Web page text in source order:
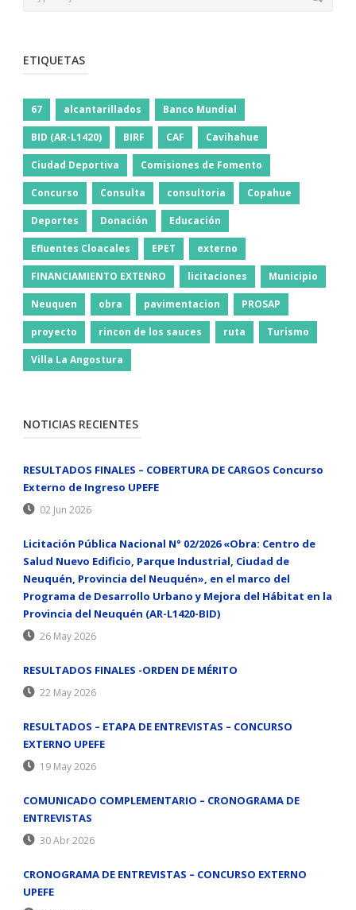
ETIQUETAS
67 alcantarillados Banco Mundial
BID (AR-L1420) BIRF CAF Cavihahue
Ciudad Deportiva Comisiones de Fomento
Concurso Consulta consultoria Copahue
Deportes Donación Educación
Efluentes Cloacales EPET externo
FINANCIAMIENTO EXTENRO licitaciones Municipio
Neuquen obra pavimentacion PROSAP
proyecto rincon de los sauces ruta Turismo
Villa La Angostura
NOTICIAS RECIENTES
RESULTADOS FINALES – COBERTURA DE CARGOS Concurso
Externo de Ingreso UPEFE
02 Jun 2026
Licitación Pública Nacional N° 02/2026 «Obra: Centro de
Salud Nuevo Edificio, Parque Industrial, Ciudad de
Neuquén, Provincia del Neuquén», en el marco del
Programa de Desarrollo Urbano y Mejora del Hábitat en la
Provincia del Neuquén (AR-L1420-BID)
26 May 2026
RESULTADOS FINALES -ORDEN DE MÉRITO
22 May 2026
RESULTADOS – ETAPA DE ENTREVISTAS – CONCURSO
EXTERNO UPEFE
19 May 2026
COMUNICADO COMPLEMENTARIO – CRONOGRAMA DE
ENTREVISTAS
30 Abr 2026
CRONOGRAMA DE ENTREVISTAS – CONCURSO EXTERNO
UPEFE